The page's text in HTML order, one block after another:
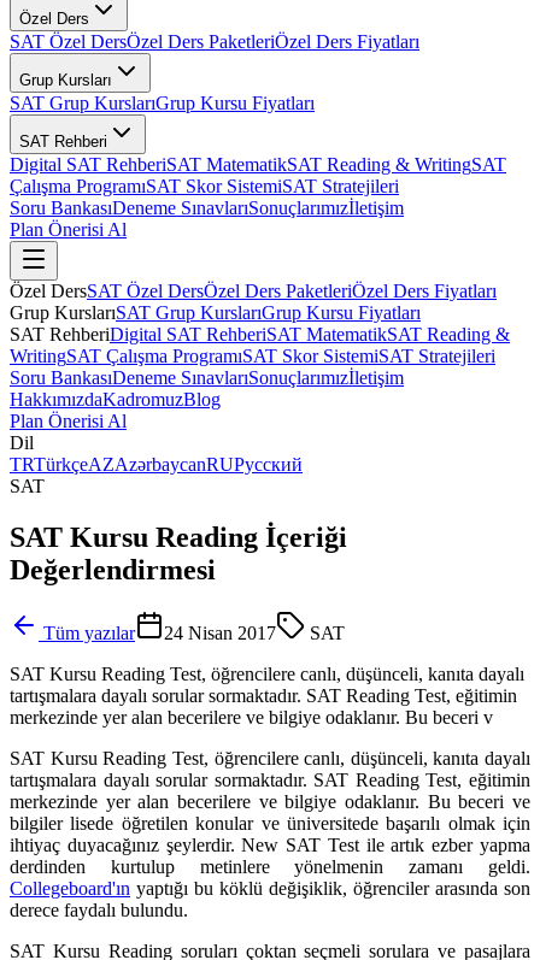
Özel Ders
SAT Özel DersÖzel Ders PaketleriÖzel Ders Fiyatları
Grup Kursları
SAT Grup KurslarıGrup Kursu Fiyatları
SAT Rehberi
Digital SAT RehberiSAT MatematikSAT Reading & WritingSAT
Çalışma ProgramıSAT Skor SistemiSAT Stratejileri
Soru BankasıDeneme SınavlarıSonuçlarımızİletişim
Plan Önerisi Al
Özel DersSAT Özel DersÖzel Ders PaketleriÖzel Ders Fiyatları
Grup KurslarıSAT Grup KurslarıGrup Kursu Fiyatları
SAT RehberiDigital SAT RehberiSAT MatematikSAT Reading &
WritingSAT Çalışma ProgramıSAT Skor SistemiSAT Stratejileri
Soru BankasıDeneme SınavlarıSonuçlarımızİletişim
HakkımızdaKadromuzBlog
Plan Önerisi Al
Dil
TRTürkçeAZAzərbaycanRUРусский
SAT
SAT Kursu Reading İçeriği
Değerlendirmesi
Tüm yazılar 24 Nisan 2017
SAT
SAT Kursu Reading Test, öğrencilere canlı, düşünceli, kanıta dayalı
tartışmalara dayalı sorular sormaktadır. SAT Reading Test, eğitimin
merkezinde yer alan becerilere ve bilgiye odaklanır. Bu beceri v
SAT Kursu Reading Test, öğrencilere canlı, düşünceli, kanıta dayalı
tartışmalara dayalı sorular sormaktadır. SAT Reading Test, eğitimin
merkezinde yer alan becerilere ve bilgiye odaklanır. Bu beceri ve
bilgiler lisede öğretilen konular ve üniversitede başarılı olmak için
ihtiyaç duyacağınız şeylerdir. New SAT Test ile artık ezber yapma
derdinden kurtulup metinlere yönelmenin zamanı geldi.
Collegeboard'ın yaptığı bu köklü değişiklik, öğrenciler arasında son
derece faydalı bulundu.
SAT Kursu Reading soruları çoktan seçmeli sorulara ve pasajlara